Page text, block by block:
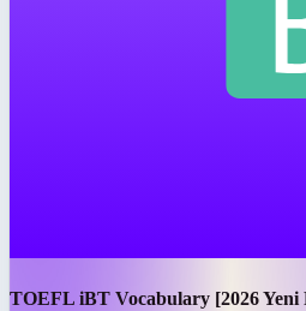
TOEFL iBT Vocabulary [2026 Yeni